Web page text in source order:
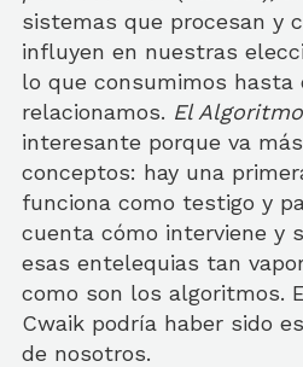
sistemas que procesan y
influyen en nuestras
lo que consumimos hasta
relacionamos. El Algoritmo
interesante porque va
conceptos: hay una
funciona como testigo y
cuenta cómo interviene y
esas entelequias tan
como son los algoritmos.
Cwaik podría haber sido
de nosotros.